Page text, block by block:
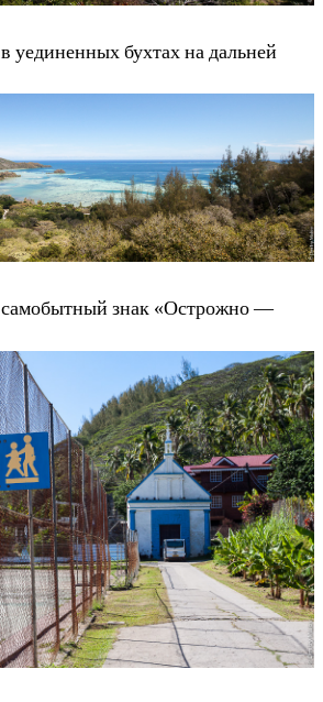
уединенных бухтах на дальней
знак «Острожно —